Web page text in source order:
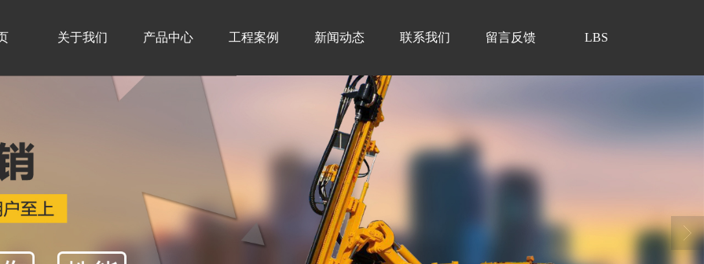
关于我们 产品中心 工程案例 新闻动态 联系我们 留言反馈 LBS